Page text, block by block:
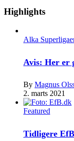
Highlights
Alka
Avis: Her er
By Magnus
2. marts 2021
Featured
Tidligere